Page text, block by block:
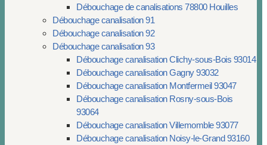
Débouchage de canalisations 78800 Houilles
Débouchage canalisation 91
Débouchage canalisation 92
Débouchage canalisation 93
Débouchage canalisation Clichy-sous-Bois 93014
Débouchage canalisation Gagny 93032
Débouchage canalisation Montfermeil 93047
Débouchage canalisation Rosny-sous-Bois
93064
Débouchage canalisation Villemomble 93077
Débouchage canalisation Noisy-le-Grand 93160